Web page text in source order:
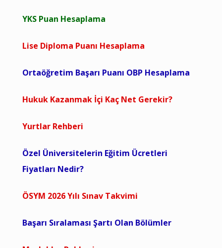
YKS Puan Hesaplama
Lise Diploma Puanı Hesaplama
Ortaöğretim Başarı Puanı OBP Hesaplama
Hukuk Kazanmak İçi Kaç Net Gerekir?
Yurtlar Rehberi
Özel Üniversitelerin Eğitim Ücretleri
Fiyatları Nedir?
ÖSYM 2026 Yılı Sınav Takvimi
Başarı Sıralaması Şartı Olan Bölümler